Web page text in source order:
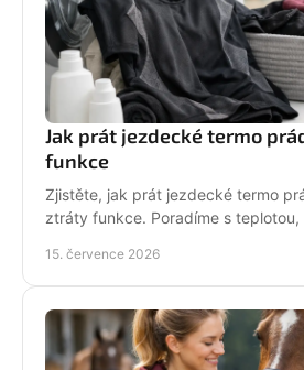
Jak prát jezdecké termo
funkce
Zjistěte, jak prát jezdecké termo
ztráty funkce. Poradíme s teplotou,
den.
15. července 2026